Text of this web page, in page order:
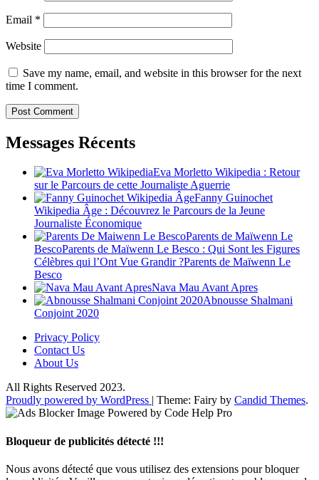
Email *
Website
Save my name, email, and website in this browser for the next
time I comment.
Messages Récents
Eva Morletto Wikipedia : Retour
sur le Parcours de cette Journaliste Aguerrie
Fanny Guinochet
Wikipedia Âge : Découvrez le Parcours de la Jeune
Journaliste Économique
Parents de Maïwenn Le
BescoParents de Maïwenn Le Besco : Qui Sont les Figures
Célèbres qui l’Ont Vue Grandir ?Parents de Maïwenn Le
Besco
Nava Mau Avant Apres
Abnousse Shalmani
Conjoint 2020
Privacy Policy
Contact Us
About Us
All Rights Reserved 2023.
Proudly powered by WordPress | Theme: Fairy by Candid Themes.
Bloqueur de publicités détecté !!!
Nous avons détecté que vous utilisez des extensions pour bloquer